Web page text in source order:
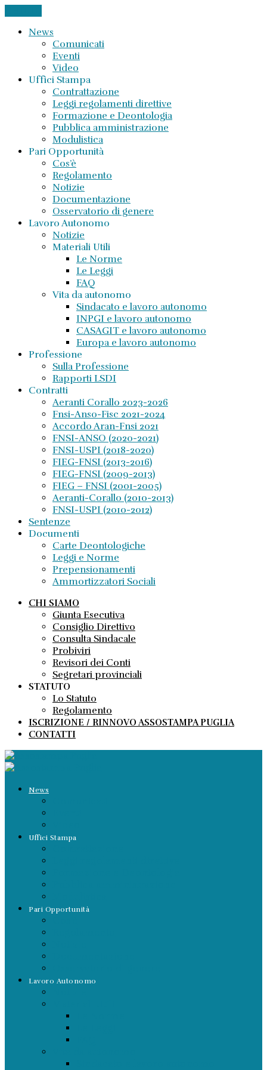
News
Comunicati
Eventi
Video
Uffici Stampa
Contrattazione
Leggi regolamenti direttive
Formazione e Deontologia
Pubblica amministrazione
Modulistica
Pari Opportunità
Cos’è
Regolamento
Notizie
Documentazione
Osservatorio di genere
Lavoro Autonomo
Notizie
Materiali Utili
Le Norme
Le Leggi
FAQ
Vita da autonomo
Sindacato e lavoro autonomo
INPGI e lavoro autonomo
CASAGIT e lavoro autonomo
Europa e lavoro autonomo
Professione
Sulla Professione
Rapporti LSDI
Contratti
Aeranti Corallo 2023-2026
Fnsi-Anso-Fisc 2021-2024
Accordo Aran-Fnsi 2021
FNSI-ANSO (2020-2021)
FNSI-USPI (2018-2020)
FIEG-FNSI (2013-2016)
FIEG-FNSI (2009-2013)
FIEG – FNSI (2001-2005)
Aeranti-Corallo (2010-2013)
FNSI-USPI (2010-2012)
Sentenze
Documenti
Carte Deontologiche
Leggi e Norme
Prepensionamenti
Ammortizzatori Sociali
CHI SIAMO
Giunta Esecutiva
Consiglio Direttivo
Consulta Sindacale
Probiviri
Revisori dei Conti
Segretari provinciali
STATUTO
Lo Statuto
Regolamento
ISCRIZIONE / RINNOVO ASSOSTAMPA PUGLIA
CONTATTI
News
Uffici Stampa
Pari Opportunità
Lavoro Autonomo